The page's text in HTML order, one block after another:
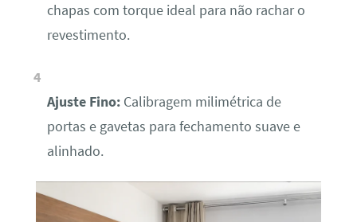
chapas com torque ideal para não rachar o
revestimento.
Ajuste Fino:Calibragem milimétrica de
portas e gavetas para fechamento suave e
alinhado.